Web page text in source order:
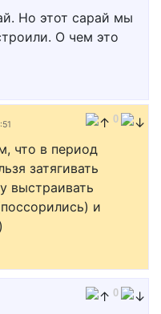
Но этот сарай мы
О чем это
0
что в период
затягивать
выстраивать
и
0